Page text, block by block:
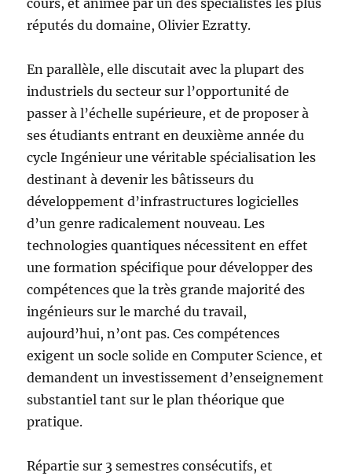
réputés du domaine, Olivier Ezratty.
En parallèle, elle discutait avec la plupart des
industriels du secteur sur l’opportunité de
passer à l’échelle supérieure, et de proposer à
ses étudiants entrant en deuxième année du
cycle Ingénieur une véritable spécialisation les
destinant à devenir les bâtisseurs du
développement d’infrastructures logicielles
d’un genre radicalement nouveau. Les
technologies quantiques nécessitent en effet
une formation spécifique pour développer des
compétences que la très grande majorité des
ingénieurs sur le marché du travail,
aujourd’hui, n’ont pas. Ces compétences
exigent un socle solide en Computer Science, et
demandent un investissement d’enseignement
substantiel tant sur le plan théorique que
pratique.
Répartie sur 3 semestres consécutifs, et